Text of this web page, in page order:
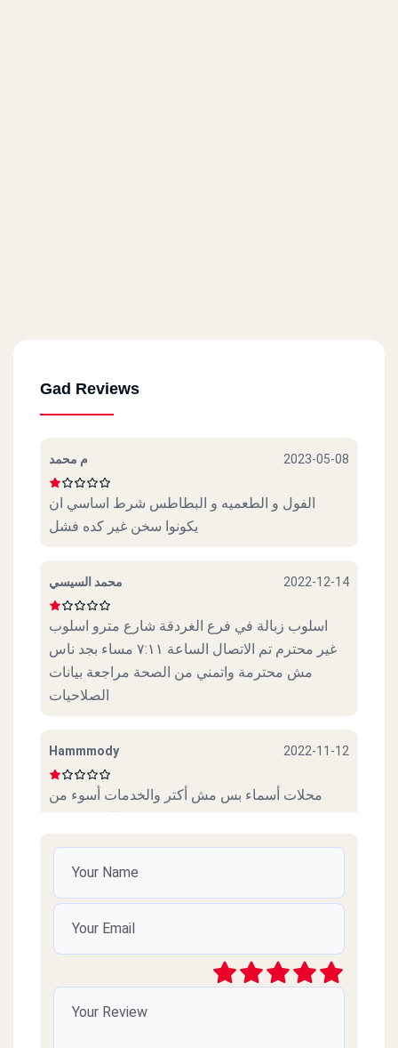
Gad Reviews
م محمد 2023-05-08
الفول و الطعميه و البطاطس شرط اساسي ان
يكونوا سخن غير كده فشل
محمد السيسي 2022-12-14
اسلوب زبالة في فرع الغردقة شارع مترو اسلوب
غير محترم تم الاتصال الساعة ٧:١١ مساء بجد ناس
مش محترمة واتمني من الصحة مراجعة بيانات
الصلاحيات
Hammmody 2022-11-12
محلات أسماء بس مش أكتر والخدمات أسوء من
محمد ابراهيم محمد
الفرع ادمي فاضي بس هو ده عيب الإدارة المصرية
فعلا حاجة تقرف 01093532250 ده رقمي